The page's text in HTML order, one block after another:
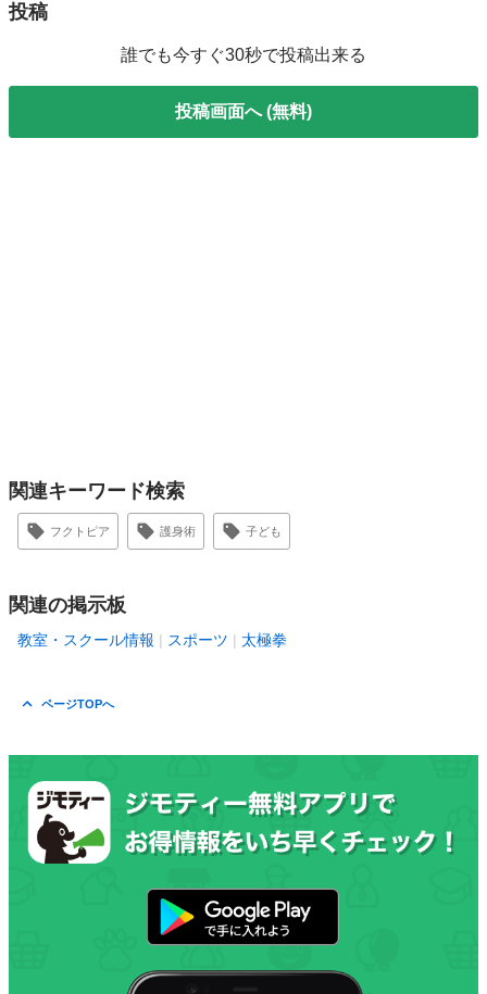
投稿
誰でも今すぐ30秒で投稿出来る
投稿画面へ (無料)
関連キーワード検索
フクトピア 護身術 子ども
関連の掲示板
教室・スクール情報 スポーツ 太極拳
ページTOPへ